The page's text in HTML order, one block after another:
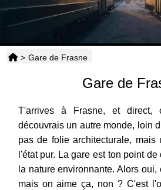
Hôtels
Taxis
> Gare de Frasne
Gare de
T'arrives à Frasne, et direct,
découvrais un autre monde, loin
pas de folie architecturale, mais
l'état pur. La gare est ton point
la nature environnante. Alors
mais on aime ça, non ? C'est